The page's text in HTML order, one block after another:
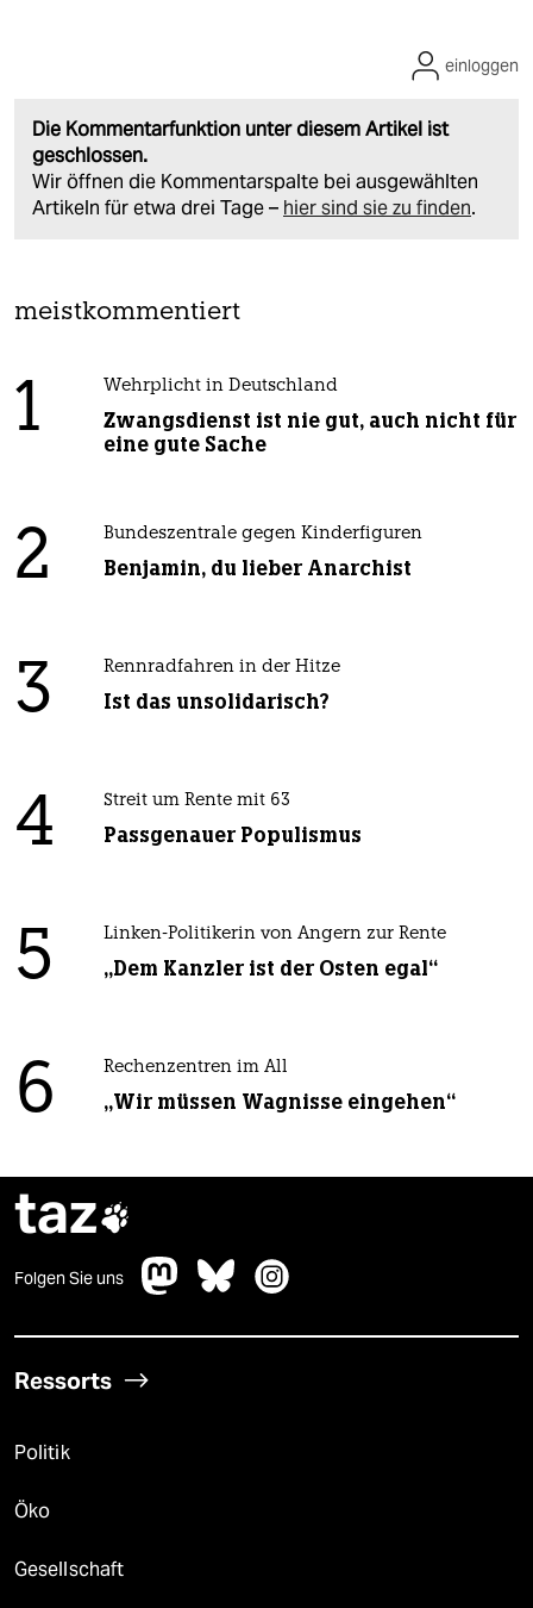
Die Kommentarfunktion unter diesem Artikel ist
geschlossen.
Wir öffnen die Kommentarspalte bei ausgewählten
Artikeln für etwa drei Tage – hier sind sie zu finden.
einloggen
meistkommentiert
1 Wehrplicht in Deutschland
Zwangsdienst ist nie gut, auch nicht für
eine gute Sache
2 Bundeszentrale gegen Kinderfiguren
Benjamin, du lieber Anarchist
3 Rennradfahren in der Hitze
Ist das unsolidarisch?
4 Streit um Rente mit 63
Passgenauer Populismus
5 Linken-Politikerin von Angern zur Rente
„Dem Kanzler ist der Osten egal“
6 Rechenzentren im All
„Wir müssen Wagnisse eingehen“
taz
Folgen Sie uns
Ressorts
Politik
Öko
Gesellschaft